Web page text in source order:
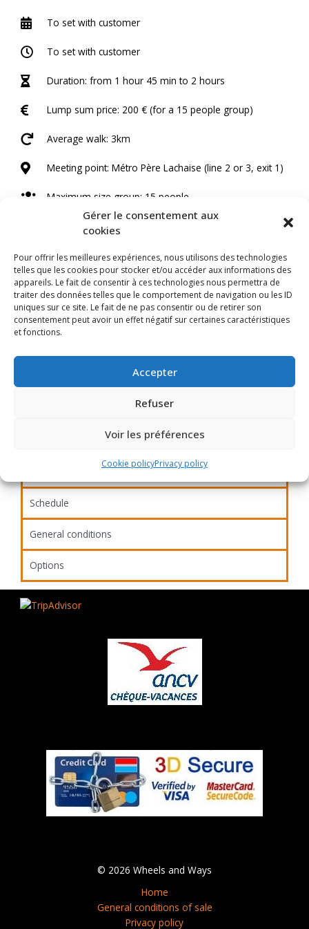
Gérer le consentement aux
cookies
Pour offrir les meilleures expériences, nous utilisons des technologies
telles que les cookies pour stocker et/ou accéder aux informations des
appareils. Le fait de consentir à ces technologies nous permettra de
traiter des données telles que le comportement de navigation ou les ID
uniques sur ce site. Le fait de ne pas consentir ou de retirer son
consentement peut avoir un effet négatif sur certaines caractéristiques
et fonctions.
Accepter
Refuser
Voir les préférences
Cookie policyPrivacy policy
To set with customer
To set with customer
Duration: from 1 hour 45 min to 2 hours
Lump sum price: 200 € (for a 15 people group)
Average walk: 3km
Meeting point: Métro Père Lachaise (line 2 or 3, exit 1)
Maximum size group: 15 people
Tour in English
Contact us
Highlights
During this 2 hour tour we will guide you through the
unique route through the most famous graves in the
lesser-known graves that boast their own rich history
Schedule
General conditions
Options
© 2026 Wheels and Ways
Home
General conditions of sale
Privacy policy